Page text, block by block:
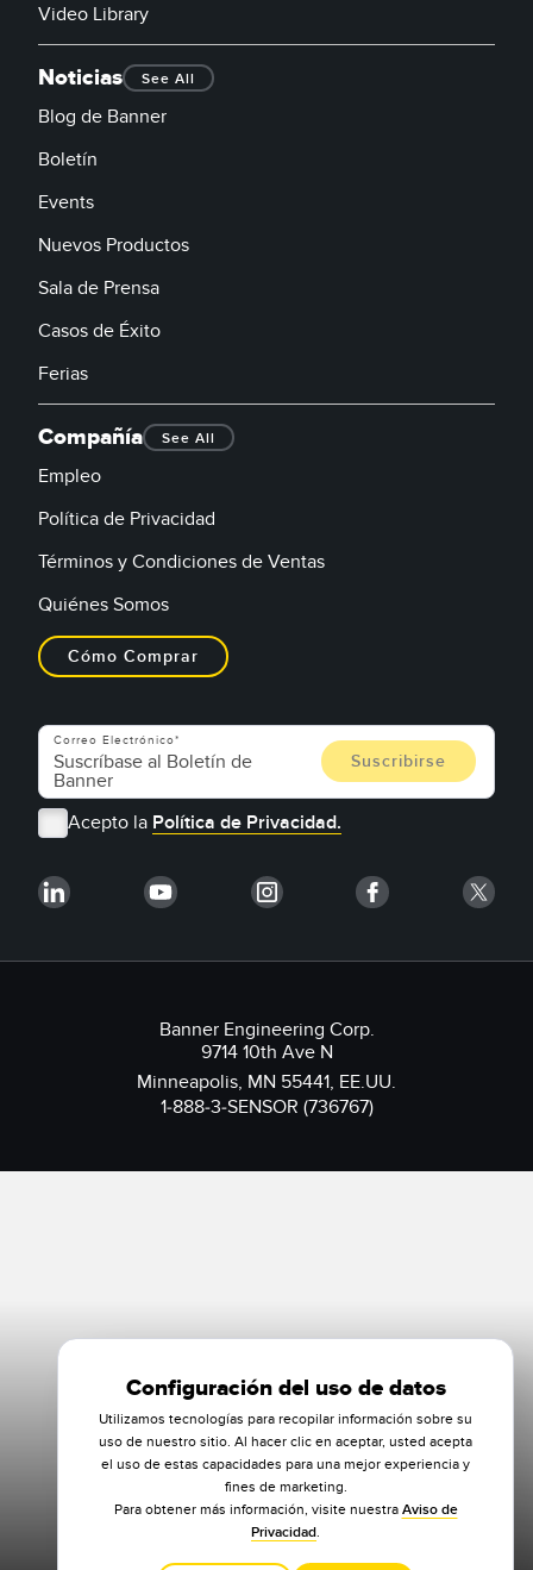
Video Library
Noticias See All
Blog de Banner
Boletín
Events
Nuevos Productos
Sala de Prensa
Casos de Éxito
Ferias
Compañía See All
Empleo
Política de Privacidad
Términos y Condiciones de Ventas
Quiénes Somos
Cómo Comprar
Correo Electrónico
Acepto la Política de Privacidad.
Banner Engineering Corp.
9714 10th Ave N
Minneapolis, MN 55441, EE.UU.
1-888-3-SENSOR (736767)
Configuración del uso de datos
Utilizamos tecnologías para recopilar información sobre su
uso de nuestro sitio. Al hacer clic en aceptar, usted acepta
el uso de estas capacidades para una mejor experiencia y
fines de marketing.
Para obtener más información, visite nuestra Aviso de
Privacidad.